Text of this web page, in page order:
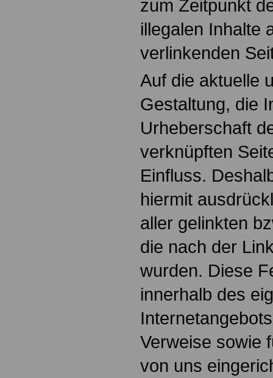
zum Zeitpunkt
illegalen Inhalte
verlinkenden
Auf die aktuelle
Gestaltung, die
Urheberschaft
verknüpften
Einfluss.
hiermit
aller gelinkten
die nach der
wurden. Diese
innerhalb des
Verweise sowie
von uns